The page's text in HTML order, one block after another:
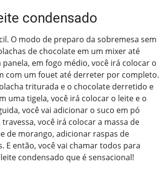
condensado
O modo de preparo da sobremesa sem
de chocolate em um mixer até
em fogo médio, você irá colocar o
com um fouet até derreter por completo.
triturada e o chocolate derretido e
uma tigela, você irá colocar o leite e o
você vai adicionar o suco em pó
você irá colocar a massa de
de morango, adicionar raspas de
E então, você vai chamar todos para
condensado que é sensacional!